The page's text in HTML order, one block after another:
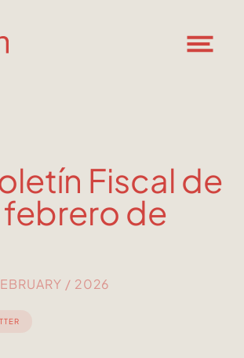
Fiscal de
de
/ 2026